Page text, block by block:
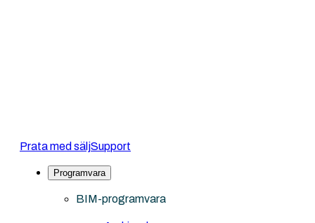
Prata med säljSupport
Programvara
BIM-programvara